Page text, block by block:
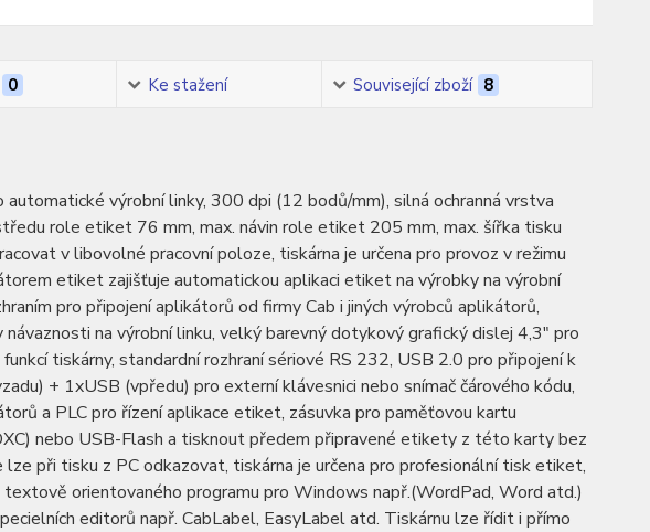
0 Ke stažení Související zboží 8
výrobní linky, 300 dpi (12 bodů/mm), silná ochranná vrstva
role etiket 76 mm, max. návin role etiket 205 mm, max. šířka tisku
v libovolné pracovní poloze, tiskárna je určena pro provoz v režimu
etiket zajišťuje automatickou aplikaci etiket na výrobky na výrobní
pro připojení aplikátorů od firmy Cab i jiných výrobců aplikátorů,
na výrobní linku, velký barevný dotykový grafický dislej 4,3" pro
tiskárny, standardní rozhraní sériové RS 232, USB 2.0 pro připojení k
+ 1xUSB (vpředu) pro externí klávesnici nebo snímač čárového kódu,
a PLC pro řízení aplikace etiket, zásuvka pro paměťovou kartu
nebo USB-Flash a tisknout předem připravené etikety z této karty bez
při tisku z PC odkazovat, tiskárna je určena pro profesionální tisk etiket,
orientovaného programu pro Windows např.(WordPad, Word atd.)
editorů např. CabLabel, EasyLabel atd. Tiskárnu lze řídit i přímo